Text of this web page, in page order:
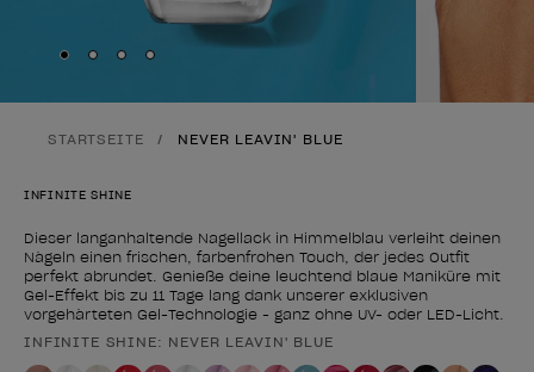
Skip to slide
Skip to slide
Skip to slide
Skip to slide
STARTSEITE NEVER LEAVIN' BLUE
INFINITE SHINE
Dieser langanhaltende Nagellack in Himmelblau verleiht deinen
Nägeln einen frischen, farbenfrohen Touch, der jedes Outfit
perfekt abrundet. Genieße deine leuchtend blaue Maniküre mit
Gel-Effekt bis zu 11 Tage lang dank unserer exklusiven
vorgehärteten Gel-Technologie - ganz ohne UV- oder LED-Licht.
Form des Produkts
INFINITE SHINE: NEVER LEAVIN' BLUE